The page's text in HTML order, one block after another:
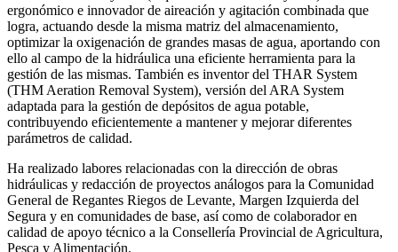
ergonómico e innovador de aireación y agitación combinada que
logra, actuando desde la misma matriz del almacenamiento,
optimizar la oxigenación de grandes masas de agua, aportando con
ello al campo de la hidráulica una eficiente herramienta para la
gestión de las mismas. También es inventor del THAR System
(THM Aeration Removal System), versión del ARA System
adaptada para la gestión de depósitos de agua potable,
contribuyendo eficientemente a mantener y mejorar diferentes
parámetros de calidad.
Ha realizado labores relacionadas con la dirección de obras
hidráulicas y redacción de proyectos análogos para la Comunidad
General de Regantes Riegos de Levante, Margen Izquierda del
Segura y en comunidades de base, así como de colaborador en
calidad de apoyo técnico a la Consellería Provincial de Agricultura,
Pesca y Alimentación.